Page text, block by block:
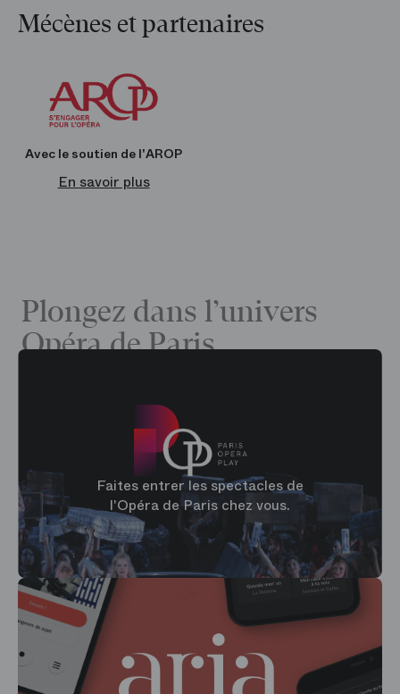
mode, des bijoux et objets décoratifs, ainsi que le miel de l’Opéra.
Ouverture une heure avant le début et jusqu’à la fin des
représentations
Accessible depuis les espaces publics du théâtre
En ligne
boutique.operadeparis.fr
Mécènes et partenaires
Avec le soutien de l'AROP
En savoir plus
Plongez dans l’univers
Opéra de Paris
Faites entrer les spectacles de
l'Opéra de Paris chez vous.